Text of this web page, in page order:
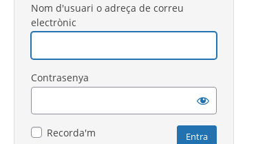
Nom d'usuari o adreça de correu
electrònic
Contrasenya
Recorda'm